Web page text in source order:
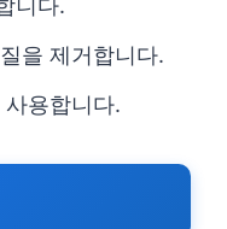
니다.
을 제거합니다.
용합니다.